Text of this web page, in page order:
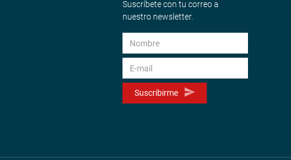
Suscríbete con tu correo a
nuestro newsletter.
Suscribirme